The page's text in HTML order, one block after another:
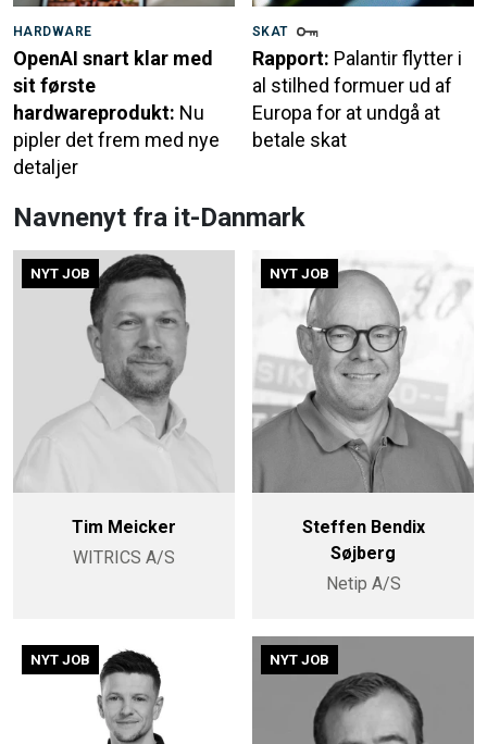
HARDWARE
OpenAI snart klar med
sit første
hardwareprodukt: Nu
pipler det frem med nye
detaljer
SKAT
Rapport: Palantir flytter i
al stilhed formuer ud af
Europa for at undgå at
betale skat
Navnenyt fra it-Danmark
NYT JOB
Tim Meicker
WITRICS A/S
NYT JOB
Steffen Bendix
Søjberg
Netip A/S
NYT JOB NYT JOB